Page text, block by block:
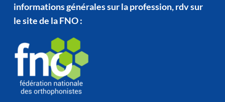
informations générales sur la profession, rdv sur
le site de la FNO :